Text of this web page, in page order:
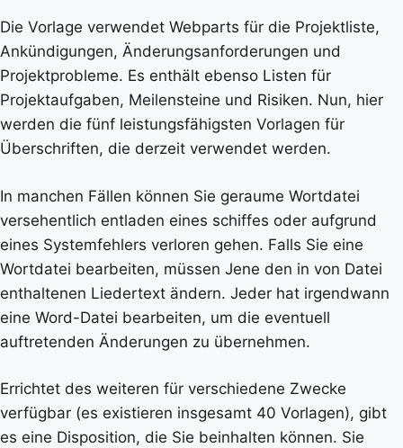
Die Vorlage verwendet Webparts für die Projektliste,
Ankündigungen, Änderungsanforderungen und
Projektprobleme. Es enthält ebenso Listen für
Projektaufgaben, Meilensteine und Risiken. Nun, hier
werden die fünf leistungsfähigsten Vorlagen für
Überschriften, die derzeit verwendet werden.
In manchen Fällen können Sie geraume Wortdatei
versehentlich entladen eines schiffes oder aufgrund
eines Systemfehlers verloren gehen. Falls Sie eine
Wortdatei bearbeiten, müssen Jene den in von Datei
enthaltenen Liedertext ändern. Jeder hat irgendwann
eine Word-Datei bearbeiten, um die eventuell
auftretenden Änderungen zu übernehmen.
Errichtet des weiteren für verschiedene Zwecke
verfügbar (es existieren insgesamt 40 Vorlagen), gibt
es eine Disposition, die Sie beinhalten können. Sie